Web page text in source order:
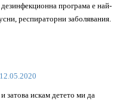
програма е най-
респираторни заболявания.
12.05.2020
затова искам детето ми да